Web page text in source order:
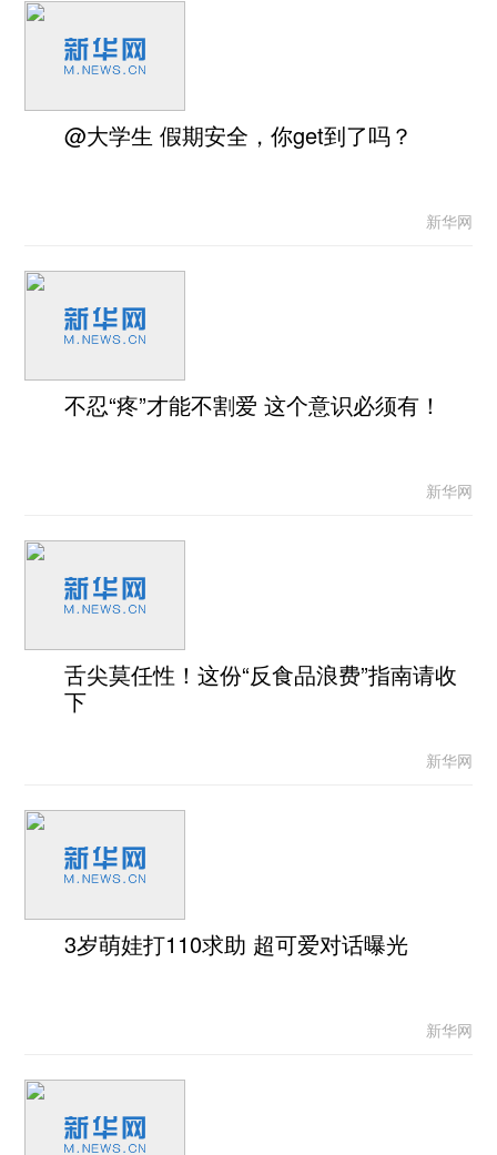
@大学生 假期安全，你get到了吗？
新华网
不忍“疼”才能不割爱 这个意识必须有！
新华网
舌尖莫任性！这份“反食品浪费”指南请收
下
新华网
3岁萌娃打110求助 超可爱对话曝光
新华网